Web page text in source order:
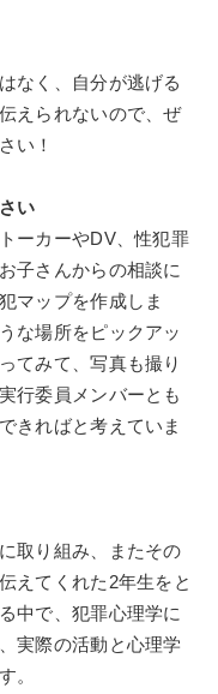
なく、自分が逃げる
えられないので、ぜ
い！
い
ーカーやDV、性犯罪
子さんからの相談に
マップを作成しま
な場所をピックアッ
てみて、写真も撮り
行委員メンバーとも
きればと考えていま
取り組み、またその
えてくれた2年生をと
中で、犯罪心理学に
実際の活動と心理学
。